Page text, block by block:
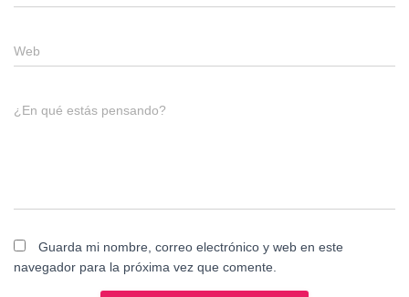
Web
¿En qué estás pensando?
Guarda mi nombre, correo electrónico y web en este
navegador para la próxima vez que comente.